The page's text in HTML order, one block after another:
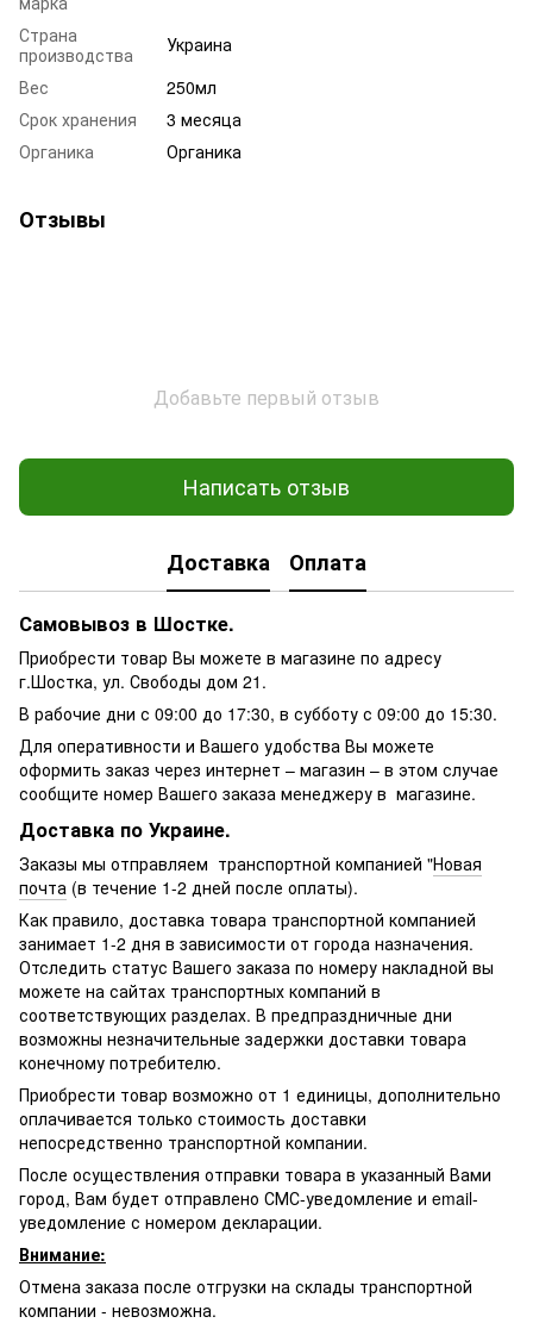
Страна
производства
Украина
Вес
250мл
Срок хранения
3 месяца
Органика
Органика
Отзывы
Добавьте первый отзыв
Написать отзыв
Доставка Оплата
Самовывоз в Шостке.
Приобрести товар Вы можете в магазине по адресу
г.Шостка, ул. Свободы дом 21.
В рабочие дни с 09:00 до 17:30, в субботу с 09:00 до 15:30.
Для оперативности и Вашего удобства Вы можете
оформить заказ через интернет – магазин – в этом случае
сообщите номер Вашего заказа менеджеру в магазине.
Доставка по Украине.
Заказы мы отправляем транспортной компанией "Новая
почта (в течение 1-2 дней после оплаты).
Как правило, доставка товара транспортной компанией
занимает 1-2 дня в зависимости от города назначения.
Отследить статус Вашего заказа по номеру накладной вы
можете на сайтах транспортных компаний в
соответствующих разделах. В предпраздничные дни
возможны незначительные задержки доставки товара
конечному потребителю.
Приобрести товар возможно от 1 единицы, дополнительно
оплачивается только стоимость доставки
непосредственно транспортной компании.
После осуществления отправки товара в указанный Вами
город, Вам будет отправлено СМС-уведомление и email-
уведомление с номером декларации.
Внимание:
Отмена заказа после отгрузки на склады транспортной
компании - невозможна.